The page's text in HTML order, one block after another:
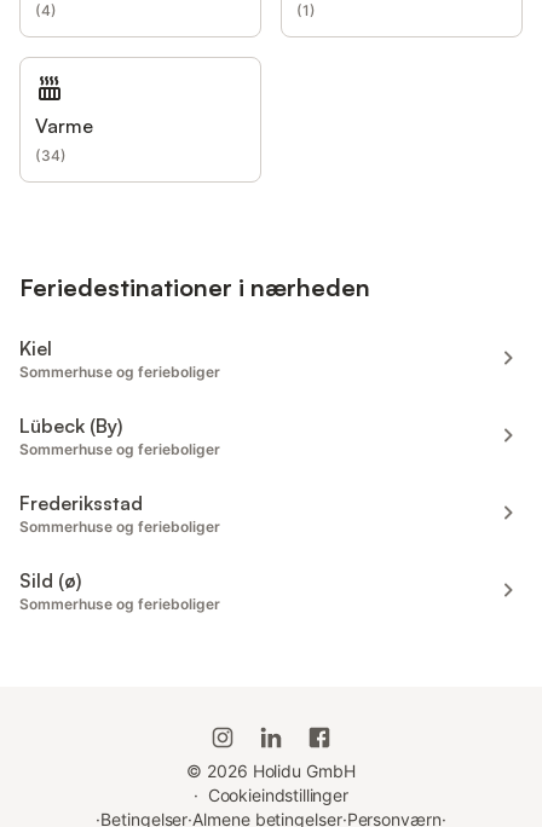
(4) (1)
Varme
(34)
Feriedestinationer i nærheden
Kiel
Sommerhuse og ferieboliger
Lübeck (By)
Sommerhuse og ferieboliger
Frederiksstad
Sommerhuse og ferieboliger
Sild (ø)
Sommerhuse og ferieboliger
© 2026 Holidu GmbH
· Cookieindstillinger
·Betingelser·Almene betingelser·Personværn·